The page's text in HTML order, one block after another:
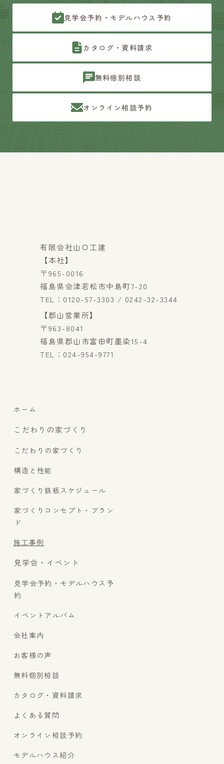
見学会予約・モデルハウス予約
カタログ・資料請求
無料個別相談
オンライン相談予約
有限会社山口工建
【本社】
〒965-0016
福島県会津若松市中島町7-20
TEL：0120-57-3303 / 0242-32-3344
【郡山営業所】
〒963-8041
福島県郡山市富田町墨染15-4
TEL：024-954-9771
ホーム
こだわりの家づくり
こだわりの家づくり
構造と性能
家づくり鉄板スケジュール
家づくりコンセプト・ブラン
ド
施工事例
見学会・イベント
見学会予約・モデルハウス予
約
イベントアルバム
会社案内
無料個別相談
カタログ・資料請求
お客様の声
よくある質問
オンライン相談予約
モデルハウス紹介